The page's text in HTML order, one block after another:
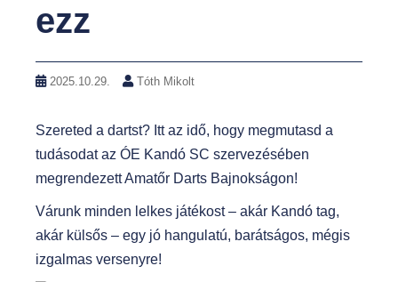
ezz
2025.10.29. Tóth Mikolt
Szereted a dartst? Itt az idő, hogy megmutasd a
tudásodat az ÓE Kandó SC szervezésében
megrendezett Amatőr Darts Bajnokságon!
Várunk minden lelkes játékost – akár Kandó tag,
akár külsős – egy jó hangulatú, barátságos, mégis
izgalmas versenyre!